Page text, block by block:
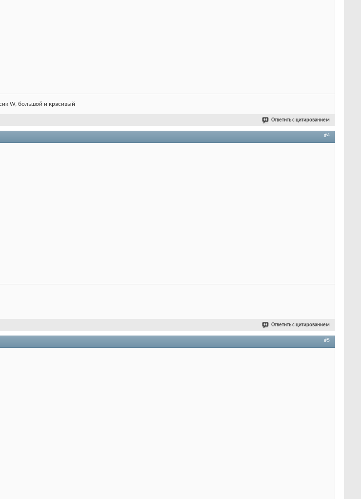
W, большой и красивый
Ответить с цитированием
#4
Ответить с цитированием
#5